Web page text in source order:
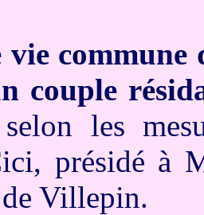
commune
couple
les
présidé à
Villepin.